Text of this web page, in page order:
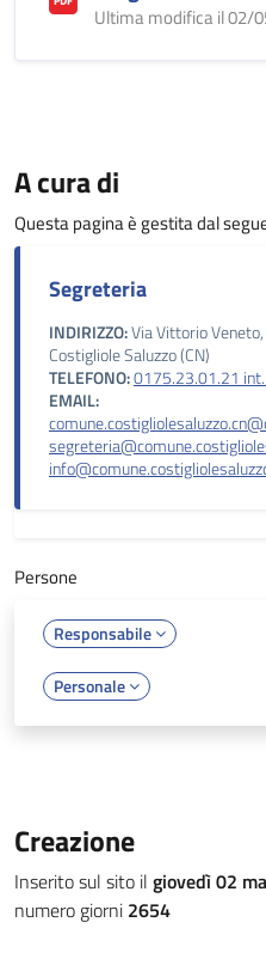
Ultima modifica il 02/
A cura di
Questa pagina è gestita dal
Segreteria
INDIRIZZO:Via Vittorio
Costigliole Saluzzo (CN)
TELEFONO:0175.23.01.21
EMAIL:
Persone
Responsabile
Personale
Creazione
Inserito sul sito il giovedì 02
numero giorni 2654